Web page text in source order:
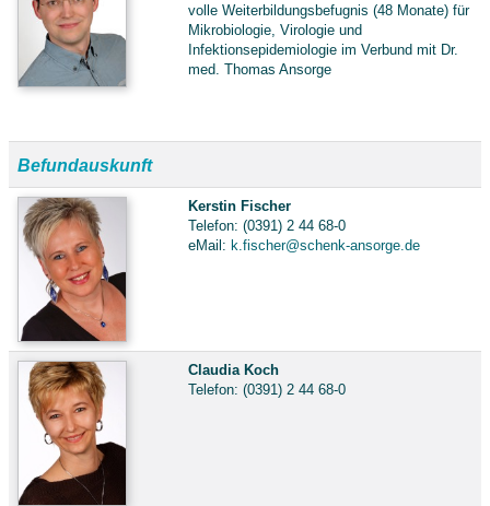
volle Weiterbildungsbefugnis (48 Monate) für
Mikrobiologie, Virologie und
Infektionsepidemiologie im Verbund mit Dr.
med. Thomas Ansorge
Befundauskunft
Kerstin Fischer
Telefon: (0391) 2 44 68-0
eMail: k.fischer@schenk-ansorge.de
Claudia Koch
Telefon: (0391) 2 44 68-0